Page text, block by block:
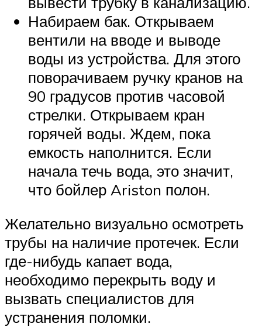
Набираем бак. Открываем
вентили на вводе и выводе
воды из устройства. Для этого
поворачиваем ручку кранов на
90 градусов против часовой
стрелки. Открываем кран
горячей воды. Ждем, пока
емкость наполнится. Если
начала течь вода, это значит,
что бойлер Ariston полон.
Желательно визуально осмотреть
трубы на наличие протечек. Если
где-нибудь капает вода,
необходимо перекрыть воду и
вызвать специалистов для
устранения поломки.